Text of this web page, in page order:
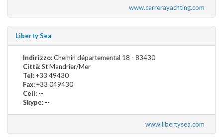
www.carrerayachting.com
Liberty Sea
Indirizzo: Chemin départemental 18 - 83430
Città: St Mandrier/Mer
Tel:+33 49430
Fax:+33 049430
Cell: --
Skype: --
www.libertysea.com